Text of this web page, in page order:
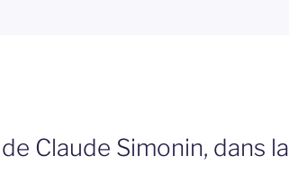
Claude Simonin, dans la